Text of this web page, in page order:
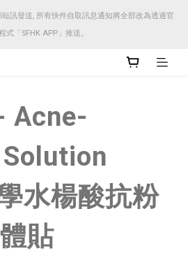
訊發送, 所有快件自取訊息通知將全部改為透過官
式「SFHK APP」推送。
訊發送, 所有快件自取訊息通知將全部改為透過官
式「SFHK APP」推送。
訊發送, 所有快件自取訊息通知將全部改為透過官
Acne-
水楊酸抗粉
貼